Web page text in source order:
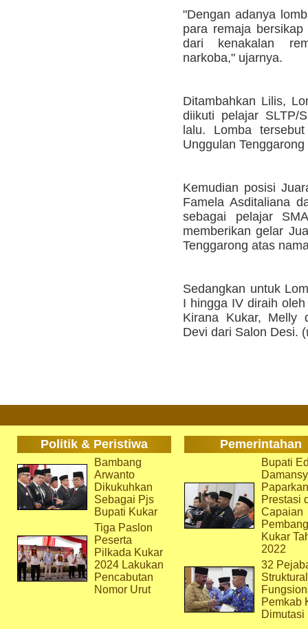
"Dengan adanya
para remaja
dari kenakalan
narkoba," ujarnya.
Ditambahkan Lilis,
diikuti pelajar SLTP/
lalu. Lomba
Unggulan
Kemudian posisi
Famela Asditaliana
sebagai pelajar
memberikan gelar
Tenggarong atas
Sedangkan untuk
I hingga IV diraih
Kirana Kukar, Melly
Devi dari Salon Desi. (
Politik & Peristiwa Pemerintahan
Bambang
Arwanto
Dikukuhkan
Sebagai Pjs
Bupati Kukar
Tiga Paslon
Peserta
Pilkada Kukar
2024 Lakukan
Pencabutan
Nomor Urut
Bupati
Paparkan
Prestasi
Capaian
Kukar
2022
32
Pemkab
Dimutasi